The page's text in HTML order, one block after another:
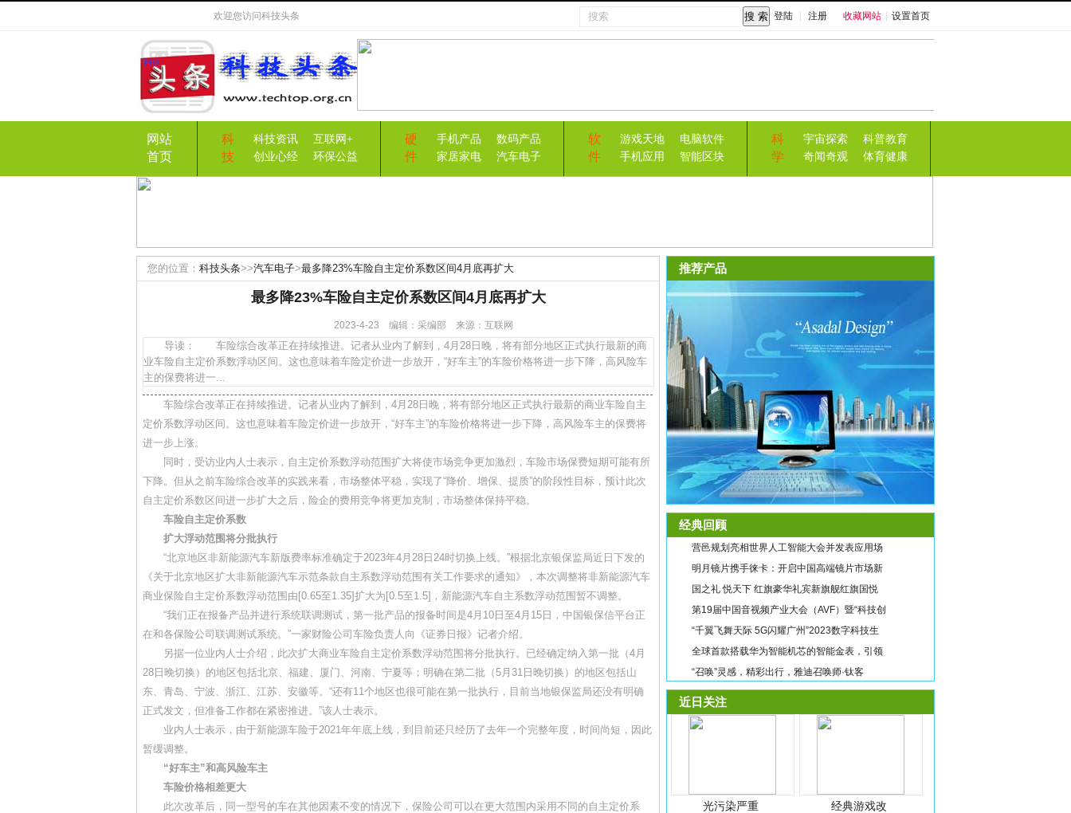
欢迎您访问科技头条 收藏网站 设置首页
登陆 注册
网站
首页
科
技
科技资讯
互联网+
创业心经
环保公益
硬
件
手机产品
数码产品
家居家电
汽车电子
软
件
游戏天地
电脑软件
手机应用
智能区块
科
学
宇宙探索
科普教育
奇闻奇观
体育健康
您的位置： 科技头条>>汽车电子>最多降23%车险自主定价系数区间4月底再扩大
最多降23%车险自主定价系数区间4月底再扩大
2023-4-23 编辑：采编部 来源：互联网
导读： 车险综合改革正在持续推进。记者从业内了解到，4月28日晚，将有部分地区正式执行最新的商
业车险自主定价系数浮动区间。这也意味着车险定价进一步放开，“好车主”的车险价格将进一步下降，高风险车
主的保费将进一...
车险综合改革正在持续推进。记者从业内了解到，4月28日晚，将有部分地区正式执行最新的商业车险自主
定价系数浮动区间。这也意味着车险定价进一步放开，“好车主”的车险价格将进一步下降，高风险车主的保费将
进一步上涨。
同时，受访业内人士表示，自主定价系数浮动范围扩大将使市场竞争更加激烈，车险市场保费短期可能有所
下降。但从之前车险综合改革的实践来看，市场整体平稳，实现了“降价、增保、提质”的阶段性目标，预计此次
自主定价系数区间进一步扩大之后，险企的费用竞争将更加克制，市场整体保持平稳。
车险自主定价系数
扩大浮动范围将分批执行
“北京地区非新能源汽车新版费率标准确定于2023年4月28日24时切换上线。”根据北京银保监局近日下发的
《关于北京地区扩大非新能源汽车示范条款自主系数浮动范围有关工作要求的通知》，本次调整将非新能源汽车
商业保险自主定价系数浮动范围由[0.65至1.35]扩大为[0.5至1.5]，新能源汽车自主系数浮动范围暂不调整。
“我们正在报备产品并进行系统联调测试，第一批产品的报备时间是4月10日至4月15日，中国银保信平台正
在和各保险公司联调测试系统。”一家财险公司车险负责人向《证券日报》记者介绍。
另据一位业内人士介绍，此次扩大商业车险自主定价系数浮动范围将分批执行。已经确定纳入第一批（4月
28日晚切换）的地区包括北京、福建、厦门、河南、宁夏等；明确在第二批（5月31日晚切换）的地区包括山
东、青岛、宁波、浙江、江苏、安徽等。“还有11个地区也很可能在第一批执行，目前当地银保监局还没有明确
正式发文，但准备工作都在紧密推进。”该人士表示。
业内人士表示，由于新能源车险于2021年年底上线，到目前还只经历了去年一个完整年度，时间尚短，因此
暂缓调整。
“好车主”和高风险车主
车险价格相差更大
此次改革后，同一型号的车在其他因素不变的情况下，保险公司可以在更大范围内采用不同的自主定价系
推荐产品
经典回顾
营邑规划亮相世界人工智能大会并发表应用场
明月镜片携手徕卡：开启中国高端镜片市场新
国之礼 悦天下 红旗豪华礼宾新旗舰红旗国悦
第19届中国音视频产业大会（AVF）暨“科技创
“千翼飞舞天际 5G闪耀广州”2023数字科技生
全球首款搭载华为智能机芯的智能金表，引领
“召唤”灵感，精彩出行，雅迪召唤师·钛客
近日关注
光污染严重 经典游戏改